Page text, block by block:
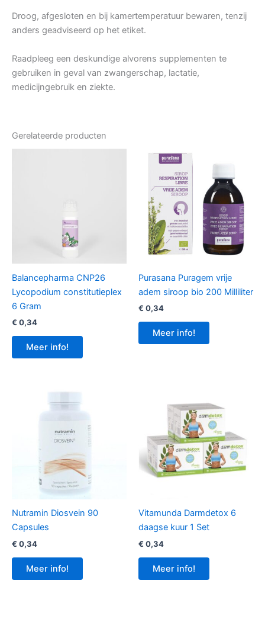
Droog, afgesloten en bij kamertemperatuur bewaren, tenzij
anders geadviseerd op het etiket.
Raadpleeg een deskundige alvorens supplementen te
gebruiken in geval van zwangerschap, lactatie,
medicijngebruik en ziekte.
Gerelateerde producten
Balancepharma CNP26
Lycopodium constitutieplex
6 Gram
€ 0,34
Meer info!
Purasana Puragem vrije
adem siroop bio 200 Milliliter
€ 0,34
Meer info!
Nutramin Diosvein 90
Capsules
€ 0,34
Meer info!
Vitamunda Darmdetox 6
daagse kuur 1 Set
€ 0,34
Meer info!